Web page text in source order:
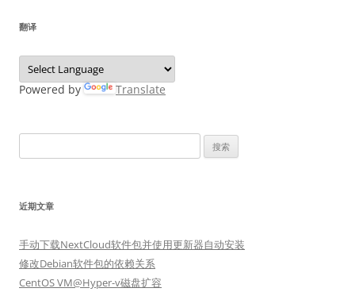
翻译
Powered by Translate
索：
近期文章
手动下载NextCloud软件包并使用更新器自动安装
修改Debian软件包的依赖关系
CentOS VM@Hyper-v磁盘扩容